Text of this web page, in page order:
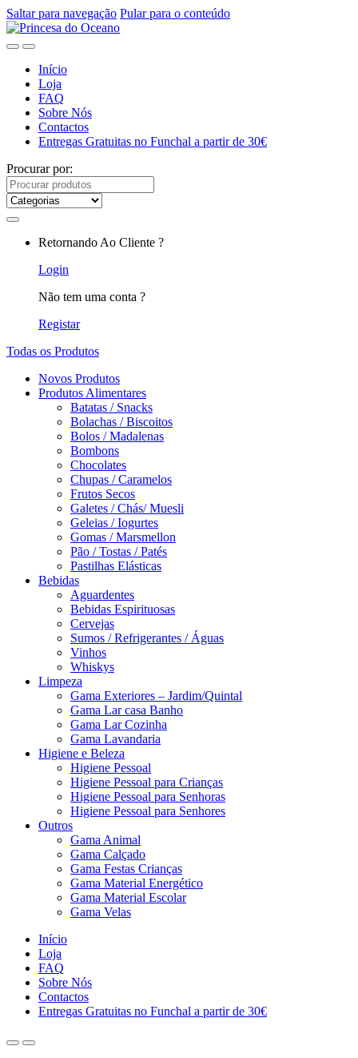
Saltar para navegação Pular para o conteúdo
Início
Loja
FAQ
Sobre Nós
Contactos
Entregas Gratuitas no Funchal a partir de 30€
Procurar por:
Retornando Ao Cliente ?
Login
Não tem uma conta ?
Registar
Todas os Produtos
Novos Produtos
Produtos Alimentares
Batatas / Snacks
Bolachas / Biscoitos
Bolos / Madalenas
Bombons
Chocolates
Chupas / Caramelos
Frutos Secos
Galetes / Chás/ Muesli
Geleias / Iogurtes
Gomas / Marsmellon
Pão / Tostas / Patés
Pastilhas Elásticas
Bebidas
Aguardentes
Bebidas Espirituosas
Cervejas
Sumos / Refrigerantes / Águas
Vinhos
Whiskys
Limpeza
Gama Exteriores – Jardim/Quintal
Gama Lar casa Banho
Gama Lar Cozinha
Gama Lavandaria
Higiene e Beleza
Higiene Pessoal
Higiene Pessoal para Crianças
Higiene Pessoal para Senhoras
Higiene Pessoal para Senhores
Outros
Gama Animal
Gama Calçado
Gama Festas Crianças
Gama Material Energético
Gama Material Escolar
Gama Velas
Início
Loja
FAQ
Sobre Nós
Contactos
Entregas Gratuitas no Funchal a partir de 30€